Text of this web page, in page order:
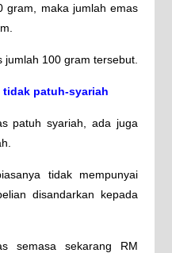
gram, maka jumlah emas
100 gram tersebut.
tidak patuh-syariah
patuh syariah, ada juga
tidak mempunyai
disandarkan kepada
semasa sekarang RM